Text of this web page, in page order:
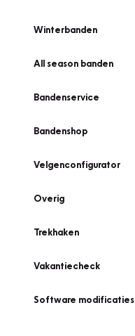
Winterbanden
All season banden
Bandenservice
Bandenshop
Velgenconfigurator
Overig
Trekhaken
Vakantiecheck
Software modificaties